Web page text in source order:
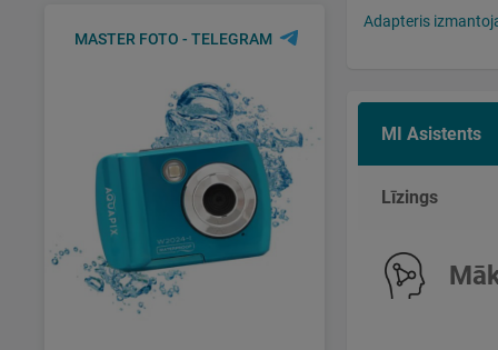
MASTER FOTO - TELEGRAM
Adapteris
MI Asistents
Līzings